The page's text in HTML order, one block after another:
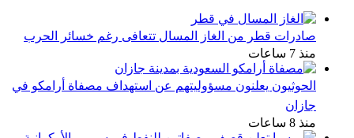
صادرات قطر من الغاز المسال تتعافى رغم خسائر الحرب
منذ 7 ساعات
الحوثيون يعلنون مسؤوليتهم عن استهداف مصفاة أرامكو في
جازان
منذ 8 ساعات